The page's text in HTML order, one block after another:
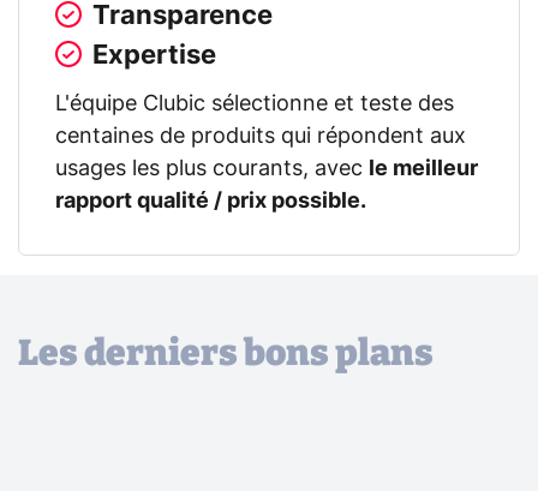
Transparence
Expertise
L'équipe Clubic sélectionne et teste des
centaines de produits qui répondent aux
usages les plus courants, avec
le meilleur
rapport qualité / prix possible.
Les derniers bons plans